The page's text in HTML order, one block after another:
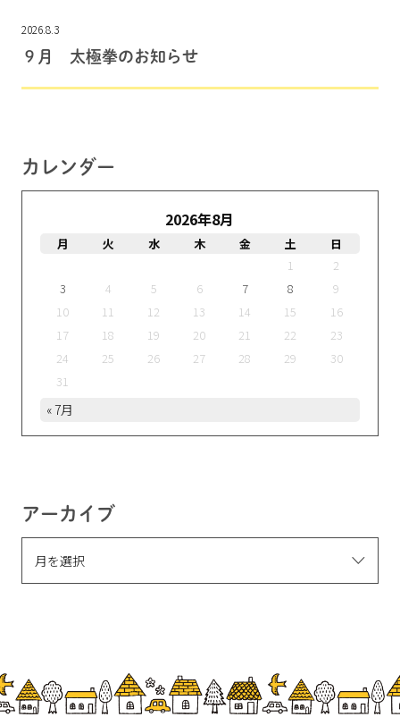
2026.8.3
９月 太極拳のお知らせ
カレンダー
2026年8月
月 火 水 木 金 土
日
1
2
3
4 5 6 7 8
9
10
11 12 13 14 15
16
17
18 19 20 21 22
23
24
25 26 27 28 29
30
31
« 7月
アーカイブ